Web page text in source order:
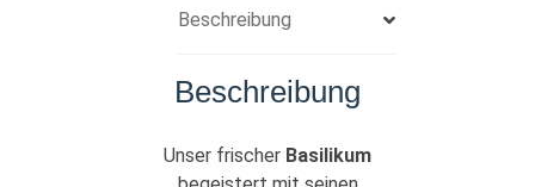
Beschreibung
Beschreibung
Unser frischer Basilikum